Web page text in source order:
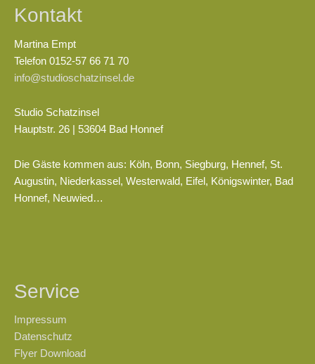
Kontakt
Martina Empt
Telefon 0152-57 66 71 70
info@studioschatzinsel.de
Studio Schatzinsel
Hauptstr. 26 | 53604 Bad Honnef
Die Gäste kommen aus: Köln, Bonn, Siegburg, Hennef, St.
Augustin, Niederkassel, Westerwald, Eifel, Königswinter, Bad
Honnef, Neuwied…
Service
Impressum
Datenschutz
Flyer Download